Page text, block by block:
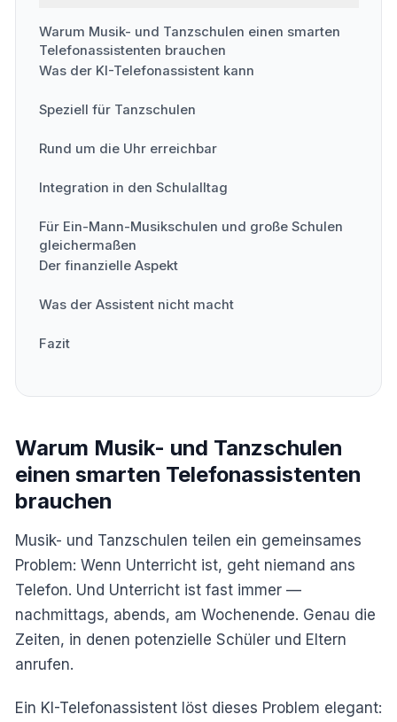
Warum Musik- und Tanzschulen einen smarten
Telefonassistenten brauchen
Was der KI-Telefonassistent kann
Speziell für Tanzschulen
Rund um die Uhr erreichbar
Integration in den Schulalltag
Für Ein-Mann-Musikschulen und große Schulen
gleichermaßen
Der finanzielle Aspekt
Was der Assistent nicht macht
Fazit
Warum Musik- und Tanzschulen
einen smarten Telefonassistenten
brauchen
Musik- und Tanzschulen teilen ein gemeinsames
Problem: Wenn Unterricht ist, geht niemand ans
Telefon. Und Unterricht ist fast immer —
nachmittags, abends, am Wochenende. Genau die
Zeiten, in denen potenzielle Schüler und Eltern
anrufen.
Ein KI-Telefonassistent löst dieses Problem elegant: